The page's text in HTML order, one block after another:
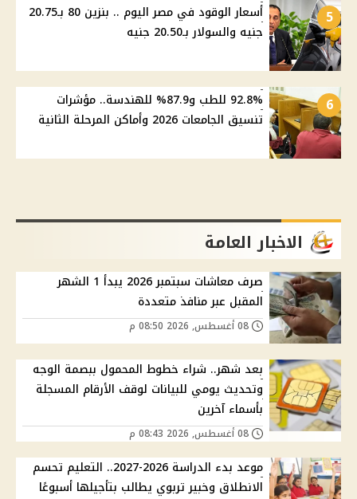
5
أسعار الوقود في مصر اليوم .. بنزين 80 بـ20.75
جنيه والسولار بـ20.50 جنيه
6
92.8% للطب و87.9% للهندسة.. مؤشرات
تنسيق الجامعات 2026 وأماكن المرحلة الثانية
الاخبار العامة
صرف معاشات سبتمبر 2026 يبدأ 1 الشهر
المقبل عبر منافذ متعددة
بعد شهر.. شراء خطوط المحمول ببصمة الوجه
وتحديث يومي للبيانات لوقف الأرقام المسجلة
بأسماء آخرين
موعد بدء الدراسة 2026-2027.. التعليم تحسم
الانطلاق وخبير تربوي يطالب بتأجيلها أسبوعًا